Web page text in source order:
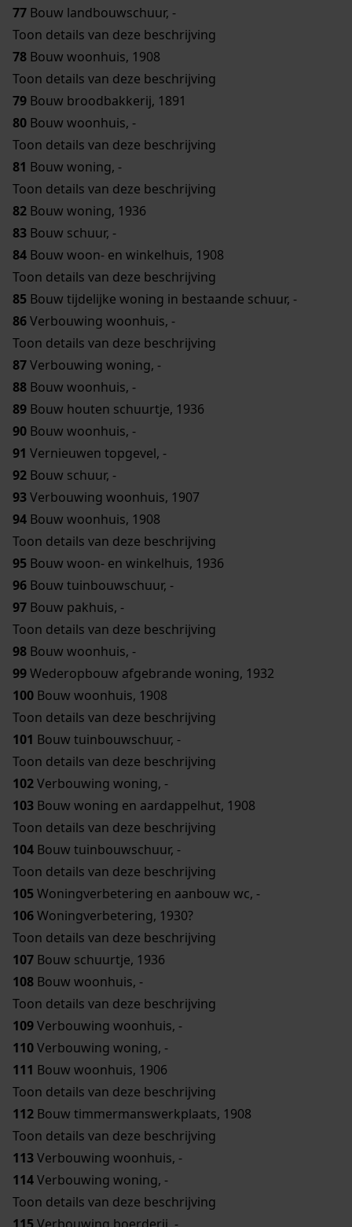
77 Bouw landbouwschuur, -
Toon details van deze beschrijving
78 Bouw woonhuis, 1908
Toon details van deze beschrijving
79 Bouw broodbakkerij, 1891
80 Bouw woonhuis, -
Toon details van deze beschrijving
81 Bouw woning, -
Toon details van deze beschrijving
82 Bouw woning, 1936
83 Bouw schuur, -
84 Bouw woon- en winkelhuis, 1908
Toon details van deze beschrijving
85 Bouw tijdelijke woning in bestaande schuur, -
86Verbouwing woonhuis, -
Toon details van deze beschrijving
87Verbouwing woning, -
88 Bouw woonhuis, -
89 Bouw houten schuurtje, 1936
90 Bouw woonhuis, -
91 Vernieuwen topgevel, -
92 Bouw schuur, -
93Verbouwing woonhuis, 1907
94 Bouw woonhuis, 1908
Toon details van deze beschrijving
95 Bouw woon- en winkelhuis, 1936
96 Bouw tuinbouwschuur, -
97 Bouw pakhuis, -
Toon details van deze beschrijving
98 Bouw woonhuis, -
99Wederopbouw afgebrande woning, 1932
100 Bouw woonhuis, 1908
Toon details van deze beschrijving
101 Bouw tuinbouwschuur, -
Toon details van deze beschrijving
102Verbouwing woning, -
103 Bouw woning en aardappelhut, 1908
Toon details van deze beschrijving
104 Bouw tuinbouwschuur, -
Toon details van deze beschrijving
105Woningverbetering en aanbouw wc, -
106Woningverbetering, 1930?
Toon details van deze beschrijving
107 Bouw schuurtje, 1936
108 Bouw woonhuis, -
Toon details van deze beschrijving
109Verbouwing woonhuis, -
110Verbouwing woning, -
111 Bouw woonhuis, 1906
Toon details van deze beschrijving
112 Bouw timmermanswerkplaats, 1908
Toon details van deze beschrijving
113Verbouwing woonhuis, -
114Verbouwing woning, -
Toon details van deze beschrijving